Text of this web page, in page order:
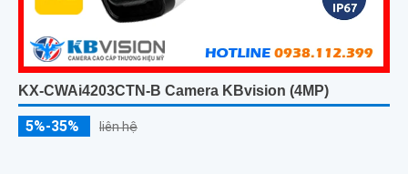
KX-CWAi4203CTN-B Camera KBvision (4MP)
5%-35% liên hệ